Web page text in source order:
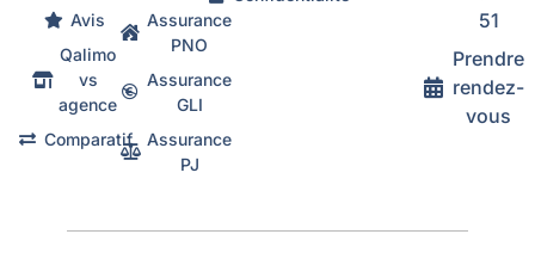
Avis
Qalimo
vs
agence
Comparatif
Assurance
PNO
Assurance
GLI
Assurance
PJ
51
Prendre
rendez-
vous